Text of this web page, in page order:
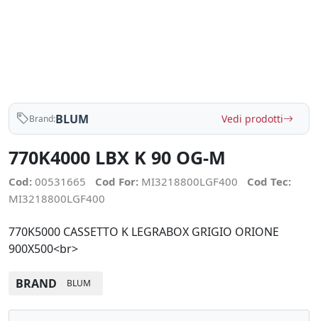
Brand:BLUM Vedi prodotti
770K4000 LBX K 90 OG-M
Cod: 00531665 Cod For: MI3218800LGF400
Cod Tec:
MI3218800LGF400
770K5000 CASSETTO K LEGRABOX GRIGIO ORIONE
900X500<br>
BRAND BLUM